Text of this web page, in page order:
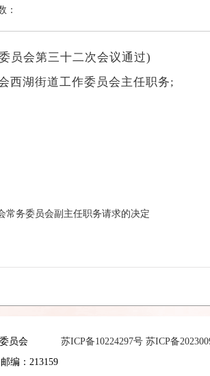
：
会第三十二次会议通过)
湖街道工作委员会主任职务;
常务委员会副主任职务请求的决定
委员会
苏ICP备10224297号 苏ICP备
编：213159